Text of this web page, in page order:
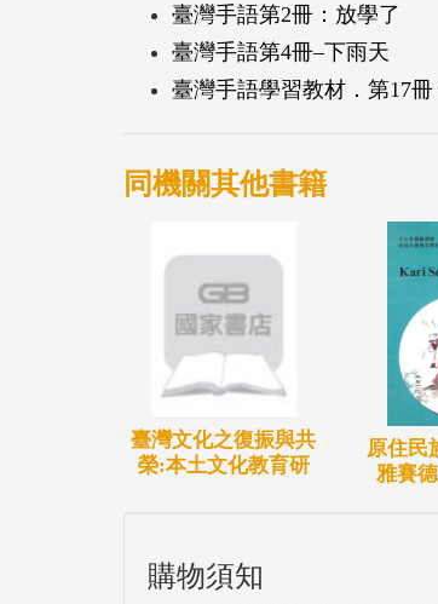
臺灣手語第2冊：放學了
臺灣手語第4冊–下雨天
臺灣手語學習教材．第17
同機關其他書籍
臺灣文化之復振與共
榮:本土文化教育研
原住民
雅賽
購物須知